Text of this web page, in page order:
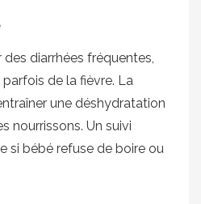
des diarrhées fréquentes,
de la fièvre. La
une déshydratation
nourrissons. Un suivi
si bébé refuse de boire ou